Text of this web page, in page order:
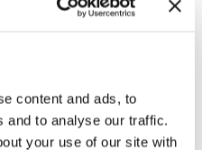
content and ads, to
and to analyse our traffic.
your use of our site with
рівня глюкози у
їхнє життя та
Адже робочою